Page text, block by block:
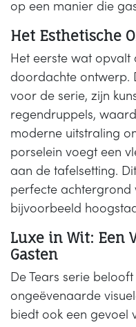
op een manier die
Het Esthetische
Het eerste wat opvalt
doordachte ontwerp.
voor de serie, zijn
regendruppels,
moderne uitstraling
porselein voegt een
aan de tafelsetting.
perfecte achtergrond
bijvoorbeeld
Luxe in Wit: Een
Gasten
De Tears serie
ongeëvenaarde
biedt ook een gevoel